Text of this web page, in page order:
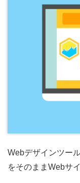
Webデザインツー
をそのままWebサ